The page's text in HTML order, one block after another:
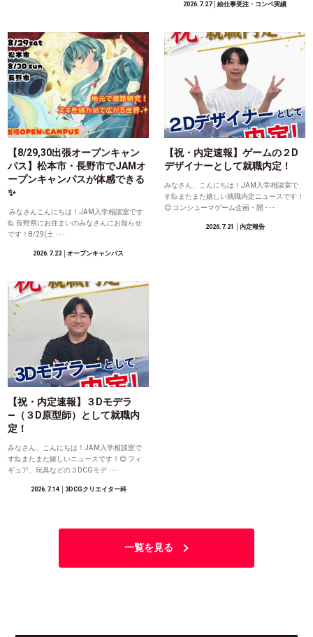
2026.7.27│絵仕事受注・コンペ実績
【8/29,30出張オープンキャン
パス】松本市・長野市でJAMオ
ープンキャンパスが体感できる
✨
みなさんこんにちは！JAM入学相談室です
🙋 長野県にお住まいのみなさんにお知らせ
です！8/29(土 ･･･
2026.7.23 │オープンキャンパス
【祝・内定速報】ゲームの２D
デザイナーとして就職内定！
みなさん、こんにちは！JAM入学相談室で
す🙋またまた嬉しい就職内定ニュースです！
😊 コンシューマゲーム企画・開 ･･･
2026.7.21 │内定報告
【祝・内定速報】３Dモデラ
―（３D原型師）として就職内
定！
みなさん、こんにちは！JAM入学相談室で
す🙋またまた嬉しいニュースです！😊 フィ
ギュア、玩具などの３DCGモデ ･･･
2026.7.14│3DCGクリエイター科
一覧を見る